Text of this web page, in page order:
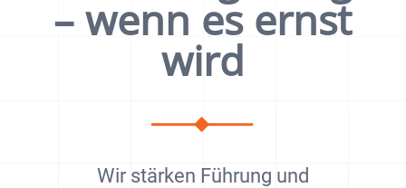
– wenn es ernst
wird
Wir stärken Führung und